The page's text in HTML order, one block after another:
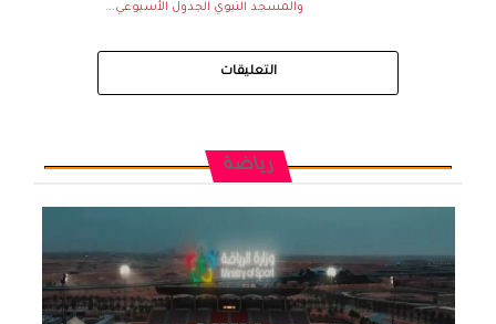
والمسجد النبوي الجدول الأسبوعي...
التعليقات
رياضة